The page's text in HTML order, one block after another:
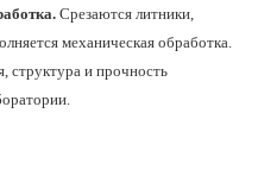
Срезаются литники,
механическая обработка.
структура и прочность